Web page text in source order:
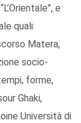
e
quali:
Matera,
socio-
forme,
Ghaki,
Università di